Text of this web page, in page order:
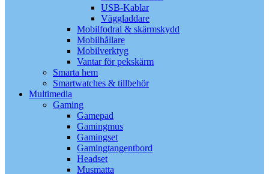
USB-Kablar
Väggladdare
Mobilfodral & skärmskydd
Mobilhållare
Mobilverktyg
Vantar för pekskärm
Smarta hem
Smartwatches & tillbehör
Multimedia
Gaming
Gamepad
Gamingmus
Gamingset
Gamingtangentbord
Headset
Musmatta